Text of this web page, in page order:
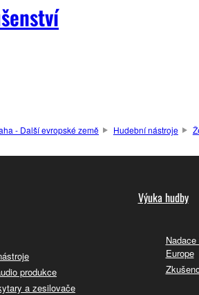
- Další evropské země Hudební nástroje
produkce
a zesilovače
Výuka hudby
Europe